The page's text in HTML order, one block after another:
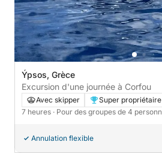
Ýpsos, Grèce
Excursion d'une journée à Corfou
Avec skipper Super propriétaire
7 heures · Pour des groupes de 4
Annulation flexible